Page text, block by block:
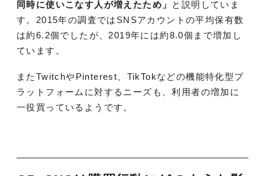
同時に使いこなす人が増えたため」 と説明していま
す。2015年の調査ではSNSアカウントの平均保有数
は約6.2個でしたが、2019年には約8.0個まで増加し
ています。
またTwitchやPinterest、TikTokなどの機能特化型プ
ラットフォームに対するニーズも、利用者の増加に
一役買っているようです。